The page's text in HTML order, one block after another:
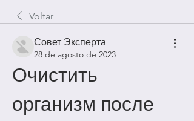
Voltar
Совет Эксперта
28 de agosto de 2023
Очистить
организм после